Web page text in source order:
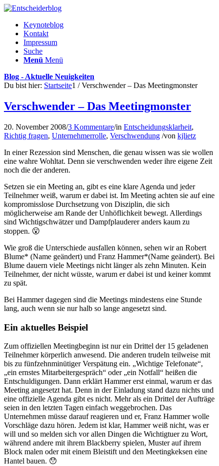
Keynoteblog
Kontakt
Impressum
Suche
Menü Menü
Blog - Aktuelle Neuigkeiten
Du bist hier: Startseite1 / Verschwender – Das Meetingmonster
Verschwender – Das Meetingmonster
20. November 2008/3 Kommentare/in Entscheidungsklarheit,
Richtig fragen, Unternehmerrolle, Verschwendung /von kjlietz
In einer Rezession sind Menschen, die genau wissen was sie wollen
eine wahre Wohltat. Denn sie verschwenden weder ihre eigene Zeit
noch die der anderen.
Setzen sie ein Meeting an, gibt es eine klare Agenda und jeder
Teilnehmer weiß, warum er dabei ist. Im Meeting achten sie auf eine
kompromisslose Durchsetzung von Disziplin, die sich
möglicherweise am Rande der Unhöflichkeit bewegt. Allerdings
sind Wichtigschwätzer und Dampfplauderer anders kaum zu
stoppen. 😮
Wie groß die Unterschiede ausfallen können, sehen wir an Robert
Blume* (Name geändert) und Franz Hammer*(Name geändert). Bei
Blume dauern viele Meetings nicht länger als zehn Minuten. Kein
Teilnehmer, der nicht wüsste, warum er dabei ist und keiner kommt
zu spät.
Bei Hammer dagegen sind die Meetings mindestens eine Stunde
lang, auch wenn sie nur halb so lange angesetzt sind.
Ein aktuelles Beispiel
Zum offiziellen Meetingbeginn ist nur ein Drittel der 15 geladenen
Teilnehmer körperlich anwesend. Die anderen trudeln teilweise mit
bis zu fünfzehnminütiger Verspätung ein. „Wichtige Telefonate“,
„ein ernstes Mitarbeitergespräch“ oder „ein Notfall“ heißen die
Entschuldigungen. Dann erklärt Hammer erst einmal, warum er das
Meeting angesetzt hat. Denn in der Einladung stand dazu nichts und
eine offizielle Agenda gibt es nicht. Mehr als ein Drittel der Aufträge
seien in den letzten Tagen einfach weggebrochen. Das
Unternehmen müsse darauf reagieren und er, Franz Hammer wolle
Vorschläge dazu hören. Jedem ist klar, Hammer weiß nicht, was er
will und so melden sich vor allen Dingen die Wichtigtuer zu Wort,
während andere mit ihrem Blackberry spielen, Muster auf ihrem
Block malen oder mit einem Bleistift und den Meetingkeksen eine
Hantel bauen. 😯